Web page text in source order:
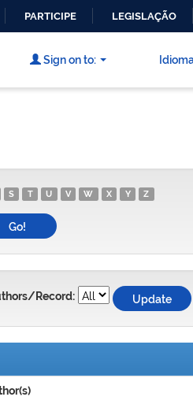
PARTICIPE LEGISLAÇÃO
Sign on to:
S T U V W X Y Z
Record: